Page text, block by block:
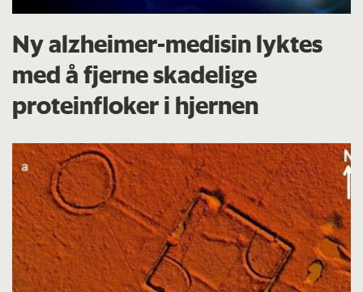
Ny alzheimer-medisin lyktes
med å fjerne skadelige
proteinfloker i hjernen